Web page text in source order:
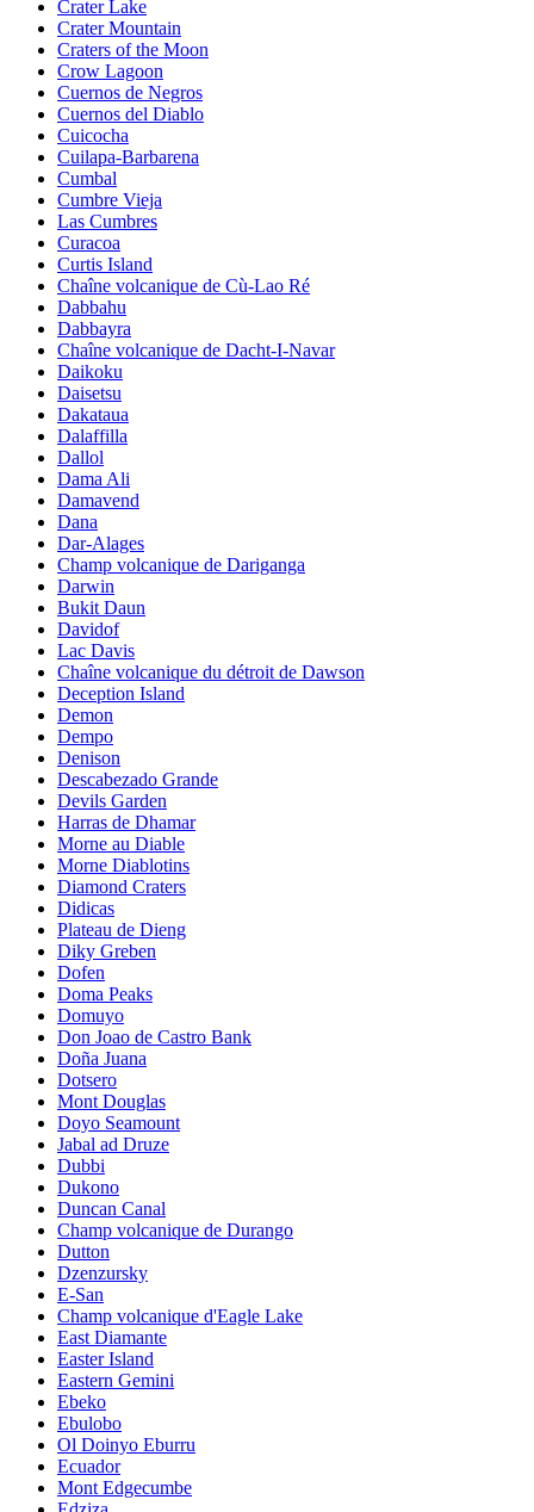
Crater Lake
Crater Mountain
Craters of the Moon
Crow Lagoon
Cuernos de Negros
Cuernos del Diablo
Cuicocha
Cuilapa-Barbarena
Cumbal
Cumbre Vieja
Las Cumbres
Curacoa
Curtis Island
Chaîne volcanique de Cù-Lao Ré
Dabbahu
Dabbayra
Chaîne volcanique de Dacht-I-Navar
Daikoku
Daisetsu
Dakataua
Dalaffilla
Dallol
Dama Ali
Damavend
Dana
Dar-Alages
Champ volcanique de Dariganga
Darwin
Bukit Daun
Davidof
Lac Davis
Chaîne volcanique du détroit de Dawson
Deception Island
Demon
Dempo
Denison
Descabezado Grande
Devils Garden
Harras de Dhamar
Morne au Diable
Morne Diablotins
Diamond Craters
Didicas
Plateau de Dieng
Diky Greben
Dofen
Doma Peaks
Domuyo
Don Joao de Castro Bank
Doña Juana
Dotsero
Mont Douglas
Doyo Seamount
Jabal ad Druze
Dubbi
Dukono
Duncan Canal
Champ volcanique de Durango
Dutton
Dzenzursky
E-San
Champ volcanique d'Eagle Lake
East Diamante
Easter Island
Eastern Gemini
Ebeko
Ebulobo
Ol Doinyo Eburru
Ecuador
Mont Edgecumbe